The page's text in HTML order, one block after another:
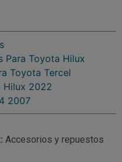
Para Toyota Hilux
Toyota Tercel
Hilux 2022
2007
Accesorios y repuestos